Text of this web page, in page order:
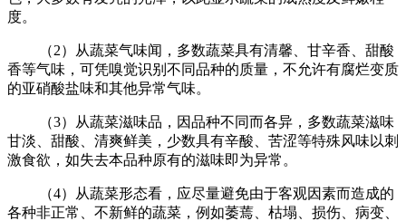
度。
（2）从蔬菜气味闻，多数蔬菜具有清馨、甘辛香、甜酸
香等气味，可凭嗅觉识别不同品种的质量，不允许有腐烂变质
的亚硝酸盐味和其他异常气味。
（3）从蔬菜滋味品，因品种不同而各异，多数蔬菜滋味
甘淡、甜酸、清爽鲜美，少数具有辛酸、苦涩等特殊风味以刺
激食欲，如失去本品种原有的滋味即为异常。
（4）从蔬菜形态看，应尽量避免由于客观因素而造成的
各种非正常、不新鲜的蔬菜，例如萎蔫、枯塌、损伤、病变、